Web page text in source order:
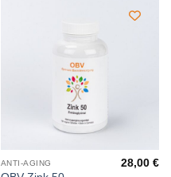
ANTI-AGING 28,00€